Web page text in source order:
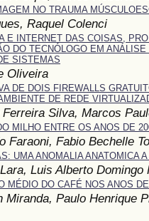
NO TRAUMA
Raquel Colenci
E INTERNET DAS COISAS,
DO TECNÓLOGO EM ANÁLISE
SISTEMAS
Oliveira
DE DOIS FIREWALLS
DE REDE
Silva, Marcos
MILHO ENTRE OS ANOS DE
Faraoni, Fabio Bechelle
UMA ANOMALIA ANATOMICA
Luis Alberto Domingo
MÉDIO DO CAFÉ NOS ANOS
Miranda, Paulo Henrique